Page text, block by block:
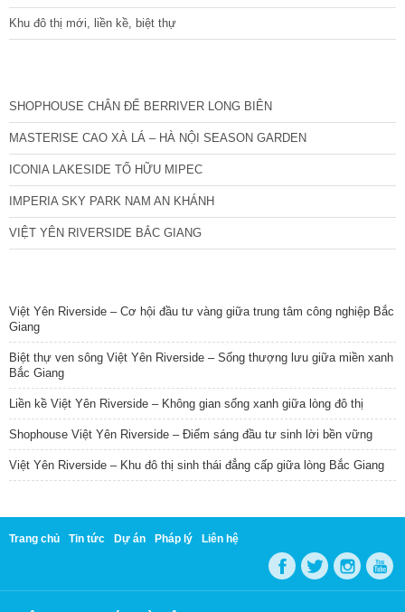
Khu đô thị mới, liền kề, biệt thự
SHOPHOUSE CHÂN ĐẾ BERRIVER LONG BIÊN
MASTERISE CAO XÀ LÁ – HÀ NỘI SEASON GARDEN
ICONIA LAKESIDE TỐ HỮU MIPEC
IMPERIA SKY PARK NAM AN KHÁNH
VIỆT YÊN RIVERSIDE BẮC GIANG
Việt Yên Riverside – Cơ hội đầu tư vàng giữa trung tâm công nghiệp Bắc
Giang
Biệt thự ven sông Việt Yên Riverside – Sống thượng lưu giữa miền xanh
Bắc Giang
Liền kề Việt Yên Riverside – Không gian sống xanh giữa lòng đô thị
Shophouse Việt Yên Riverside – Điểm sáng đầu tư sinh lời bền vững
Việt Yên Riverside – Khu đô thị sinh thái đẳng cấp giữa lòng Bắc Giang
Trang chủ Tin tức Dự án Pháp lý Liên hệ